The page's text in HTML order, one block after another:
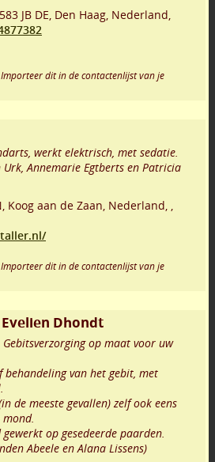
JB DE Den Haag Nederland,
dit in de contactenlijst van je
werkt elektrisch, met sedatie.
Annemarie Egtberts en Patricia
Koog aan de Zaan Nederland,
dit in de contactenlijst van je
Dhondt
op maat voor uw
behandeling van het gebit, met
de meeste gevallen) zelf ook eens
op gesedeerde paarden.
Abeele en Alana Lissens)